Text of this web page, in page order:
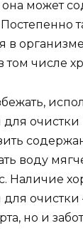
она может
в
том числе
для
воду
Наличие
очистки
но и